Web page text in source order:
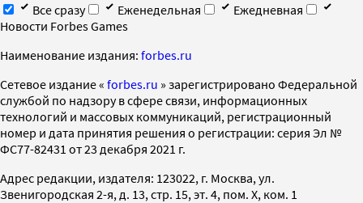
Все сразу
Еженедельная
Ежедневная
Новости Forbes Games
Наименование издания: forbes.ru
Cетевое издание « forbes.ru » зарегистрировано Федеральной
службой по надзору в сфере связи, информационных
технологий и массовых коммуникаций, регистрационный
номер и дата принятия решения о регистрации: серия Эл №
ФС77-82431 от 23 декабря 2021 г.
Адрес редакции, издателя: 123022, г. Москва, ул.
Звенигородская 2-я, д. 13, стр. 15, эт. 4, пом. X, ком. 1